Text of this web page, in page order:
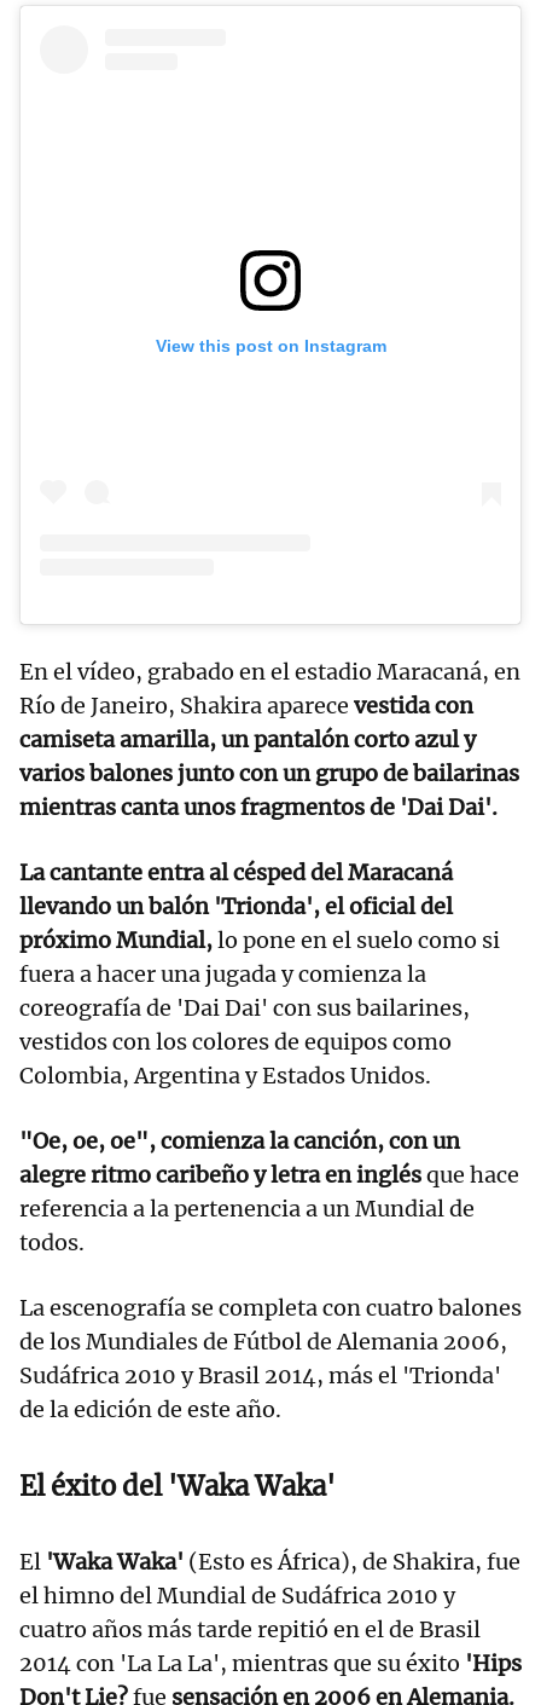
View this post on Instagram
En el vídeo, grabado en el estadio Maracaná, en
Río de Janeiro, Shakira aparece vestida con
camiseta amarilla, un pantalón corto azul y
varios balones junto con un grupo de bailarinas
mientras canta unos fragmentos de 'Dai Dai'.
La cantante entra al césped del Maracaná
llevando un balón 'Trionda', el oficial del
próximo Mundial,lo pone en el suelo como si
fuera a hacer una jugada y comienza la
coreografía de 'Dai Dai' con sus bailarines,
vestidos con los colores de equipos como
Colombia, Argentina y Estados Unidos.
"Oe, oe, oe", comienza la canción, con un
alegre ritmo caribeño y letra en inglésque hace
referencia a la pertenencia a un Mundial de
todos.
La escenografía se completa con cuatro balones
de los Mundiales de Fútbol de Alemania 2006,
Sudáfrica 2010 y Brasil 2014, más el 'Trionda'
de la edición de este año.
El éxito del 'Waka Waka'
El 'Waka Waka' (Esto es África), de Shakira, fue
el himno del Mundial de Sudáfrica 2010 y
cuatro años más tarde repitió en el de Brasil
2014 con 'La La La', mientras que su éxito 'Hips
Don't Lie?fue sensación en 2006 en Alemania.